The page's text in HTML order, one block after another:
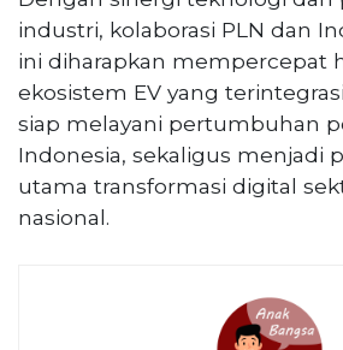
industri, kolaborasi PLN dan
ini diharapkan mempercepat
ekosistem EV yang
siap melayani pertumbuhan
Indonesia, sekaligus menjadi
utama transformasi digital
nasional.